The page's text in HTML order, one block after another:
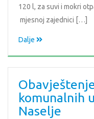
120 l, za suvi i mokri
mjesnoj zajednici […]
Dalje
komunalnih
Naselje